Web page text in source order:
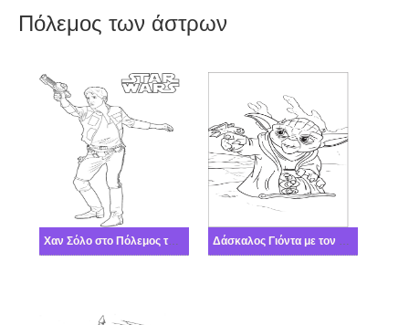
Πόλεμος των άστρων
Χαν Σόλο στο Πόλεμος των άστρων Δάσκαλος Γιόντα με τον Μικρό Δράκο